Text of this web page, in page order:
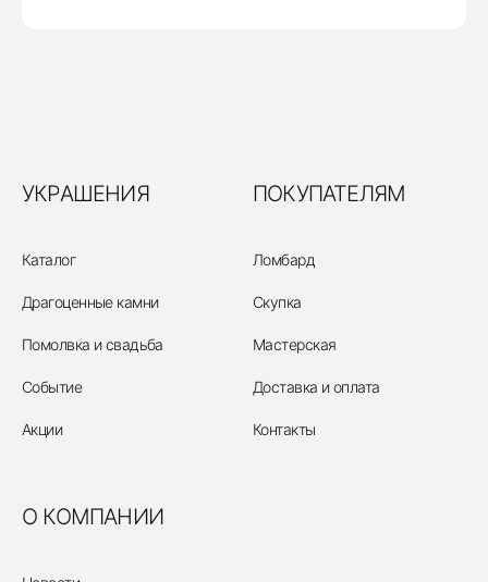
УКРАШЕНИЯ
Каталог
Драгоценные камни
Помолвка и свадьба
Событие
Акции
ПОКУПАТЕЛЯМ
Ломбард
Скупка
Мастерская
Доставка и оплата
Контакты
О КОМПАНИИ